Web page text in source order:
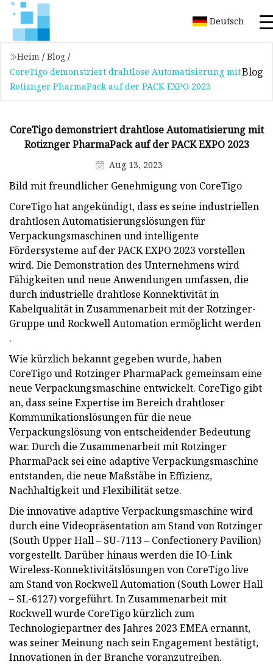
Deutsch
Heim / Blog /
CoreTigo demonstriert drahtlose Automatisierung mit
Rotiznger PharmaPack auf der PACK EXPO 2023
Blog
CoreTigo demonstriert drahtlose Automatisierung mit
Rotiznger PharmaPack auf der PACK EXPO 2023
Aug 13, 2023
Bild mit freundlicher Genehmigung von CoreTigo
CoreTigo hat angekündigt, dass es seine industriellen
drahtlosen Automatisierungslösungen für
Verpackungsmaschinen und intelligente
Fördersysteme auf der PACK EXPO 2023 vorstellen
wird. Die Demonstration des Unternehmens wird
Fähigkeiten und neue Anwendungen umfassen, die
durch industrielle drahtlose Konnektivität in
Kabelqualität in Zusammenarbeit mit der Rotzinger-
Gruppe und Rockwell Automation ermöglicht werden
.
Wie kürzlich bekannt gegeben wurde, haben
CoreTigo und Rotzinger PharmaPack gemeinsam eine
neue Verpackungsmaschine entwickelt. CoreTigo gibt
an, dass seine Expertise im Bereich drahtloser
Kommunikationslösungen für die neue
Verpackungslösung von entscheidender Bedeutung
war. Durch die Zusammenarbeit mit Rotzinger
PharmaPack sei eine adaptive Verpackungsmaschine
entstanden, die neue Maßstäbe in Effizienz,
Nachhaltigkeit und Flexibilität setze.
Die innovative adaptive Verpackungsmaschine wird
durch eine Videopräsentation am Stand von Rotzinger
(South Upper Hall – SU-7113 – Confectionery Pavilion)
vorgestellt. Darüber hinaus werden die IO-Link
Wireless-Konnektivitätslösungen von CoreTigo live
am Stand von Rockwell Automation (South Lower Hall
– SL-6127) vorgeführt. In Zusammenarbeit mit
Rockwell wurde CoreTigo kürzlich zum
Technologiepartner des Jahres 2023 EMEA ernannt,
was seiner Meinung nach sein Engagement bestätigt,
Innovationen in der Branche voranzutreiben.